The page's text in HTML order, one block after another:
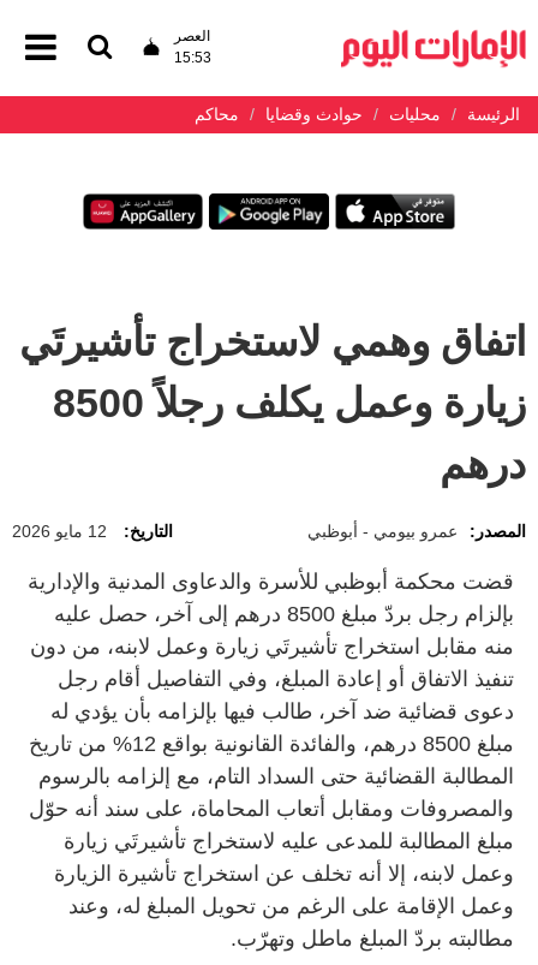
العصر
15:53
الرئيسة محليات حوادث وقضايا محاكم
اتفاق وهمي لاستخراج تأشيرتَي
زيارة وعمل يكلف رجلاً 8500
درهم
المصدر: عمرو بيومي - أبوظبي التاريخ: 12 مايو 2026
قضت محكمة أبوظبي للأسرة والدعاوى المدنية والإدارية
بإلزام رجل بردّ مبلغ 8500 درهم إلى آخر، حصل عليه
منه مقابل استخراج تأشيرتَي زيارة وعمل لابنه، من دون
تنفيذ الاتفاق أو إعادة المبلغ، وفي التفاصيل أقام رجل
دعوى قضائية ضد آخر، طالب فيها بإلزامه بأن يؤدي له
مبلغ 8500 درهم، والفائدة القانونية بواقع 12% من تاريخ
المطالبة القضائية حتى السداد التام، مع إلزامه بالرسوم
والمصروفات ومقابل أتعاب المحاماة، على سند أنه حوّل
مبلغ المطالبة للمدعى عليه لاستخراج تأشيرتَي زيارة
وعمل لابنه، إلا أنه تخلف عن استخراج تأشيرة الزيارة
وعمل الإقامة على الرغم من تحويل المبلغ له، وعند
مطالبته بردّ المبلغ ماطل وتهرّب.